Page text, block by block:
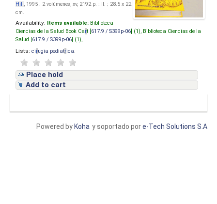
Hill, 1995 . 2 volúmenes, xv, 2192 p. : il. ; 28.5 x 22
cm.
Availability: Items available: Biblioteca
Ciencias de la Salud Book Cart [ 617.9 / S399p-06 ] (1), Biblioteca Ciencias de la
Salud [ 617.9 / S399p-06 ] (1),
Lists: cirugia pediatrica
Place hold
Add to cart
y soportado pore-Tech Solutions S.A
Powered by Koha